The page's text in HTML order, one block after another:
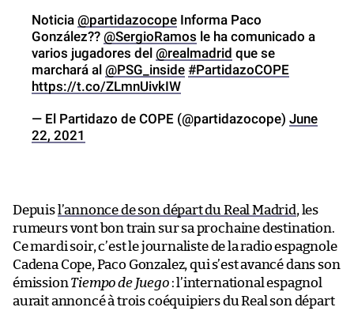
Noticia @partidazocope Informa Paco
González?? @SergioRamos le ha comunicado a
varios jugadores del @realmadrid que se
marchará al @PSG_inside #PartidazoCOPE
https://t.co/ZLmnUivkIW
— El Partidazo de COPE (@partidazocope) June
22, 2021
Depuis l’annonce de son départ du Real Madrid , les
rumeurs vont bon train sur sa prochaine destination.
Ce mardi soir, c’est le journaliste de la radio espagnole
Cadena Cope, Paco Gonzalez, qui s’est avancé dans son
émission Tiempo de Juego: l’international espagnol
aurait annoncé à trois coéquipiers du Real son départ